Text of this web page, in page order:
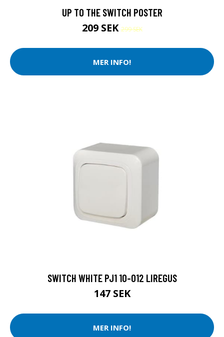
UP TO THE SWITCH POSTER
209 SEK299 SEK
MER INFO!
SWITCH WHITE PJ1 10-012 LIREGUS
147 SEK
MER INFO!